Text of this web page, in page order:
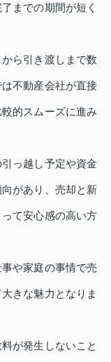
までの期間が短く
ら引き渡しまで数
不動産会社が直接
的スムーズに進み
っ越し予定や資金
があり、売却と新
て安心感の高い方
や家庭の事情で売
きな魅力となりま
が発生しないこと